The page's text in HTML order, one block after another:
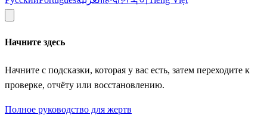
Начните здесь
Начните с подсказки, которая у вас есть, затем переходите к
проверке, отчёту или восстановлению.
Полное руководство для жертв